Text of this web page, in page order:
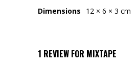
Dimensions
12 × 6 × 3 cm
1 REVIEW FOR MIXTAPE